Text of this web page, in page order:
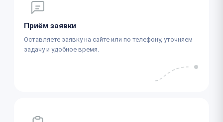
Приём заявки
Оставляете заявку на сайте или по телефону, уточняем
задачу и удобное время.